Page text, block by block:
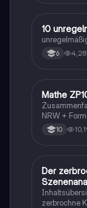
1 Englisch
10
6
Mathe
Mathe
NRW +
10
Deutsch
Der
Q1/Q2/
zerbrochne